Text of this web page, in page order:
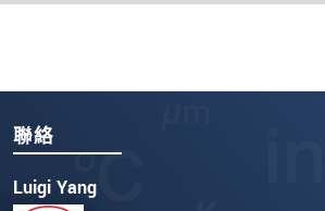
聯絡
Luigi Yang